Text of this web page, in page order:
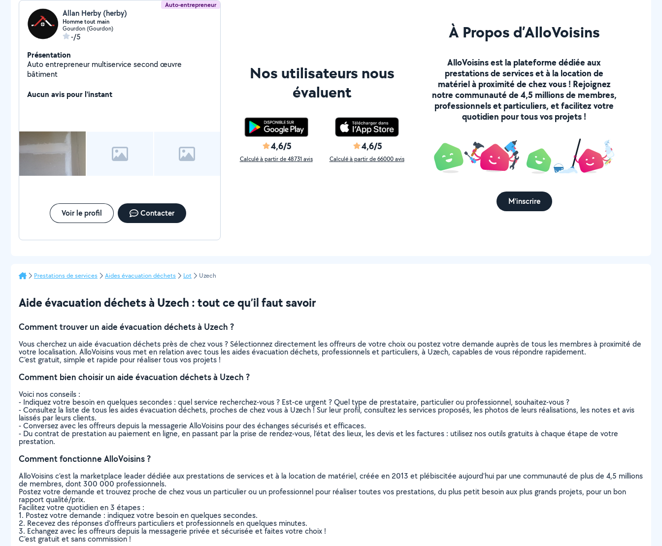
Auto-entrepreneur
Allan Herby (herby)
Homme tout main
Gourdon (Gourdon)
-/5
Présentation
Auto entrepreneur multiservice second œuvre
bâtiment
Aucun avis pour l'instant
Voir le profil Contacter
Nos utilisateurs nous
évaluent
4,6/5
Calculé à partir de 48731 avis
4,6/5
Calculé à partir de 66000 avis
À Propos d’AlloVoisins
AlloVoisins est la plateforme dédiée aux
prestations de services et à la location de
matériel à proximité de chez vous ! Rejoignez
notre communauté de 4,5 millions de membres,
professionnels et particuliers, et facilitez votre
quotidien pour tous vos projets !
M'inscrire
Prestations de services Aides évacuation déchets Lot Uzech
Aide évacuation déchets à Uzech : tout ce qu’il faut savoir
Comment trouver un aide évacuation déchets à Uzech ?
Vous cherchez un aide évacuation déchets près de chez vous ? Sélectionnez directement les offreurs de votre choix ou postez votre demande auprès de tous les membres à proximité de
votre localisation. AlloVoisins vous met en relation avec tous les aides évacuation déchets, professionnels et particuliers, à Uzech, capables de vous répondre rapidement.
C’est gratuit, simple et rapide pour réaliser tous vos projets !
Comment bien choisir un aide évacuation déchets à Uzech ?
Voici nos conseils :
- Indiquez votre besoin en quelques secondes : quel service recherchez-vous ? Est-ce urgent ? Quel type de prestataire, particulier ou professionnel, souhaitez-vous ?
- Consultez la liste de tous les aides évacuation déchets, proches de chez vous à Uzech ! Sur leur profil, consultez les services proposés, les photos de leurs réalisations, les notes et avis
laissés par leurs clients.
- Conversez avec les offreurs depuis la messagerie AlloVoisins pour des échanges sécurisés et efficaces.
- Du contrat de prestation au paiement en ligne, en passant par la prise de rendez-vous, l’état des lieux, les devis et les factures : utilisez nos outils gratuits à chaque étape de votre
prestation.
Comment fonctionne AlloVoisins ?
AlloVoisins c’est la marketplace leader dédiée aux prestations de services et à la location de matériel, créée en 2013 et plébiscitée aujourd’hui par une communauté de plus de 4,5 millions
de membres, dont 300 000 professionnels.
Postez votre demande et trouvez proche de chez vous un particulier ou un professionnel pour réaliser toutes vos prestations, du plus petit besoin aux plus grands projets, pour un bon
rapport qualité/prix.
Facilitez votre quotidien en 3 étapes :
1. Postez votre demande : indiquez votre besoin en quelques secondes.
2. Recevez des réponses d’offreurs particuliers et professionnels en quelques minutes.
3. Echangez avec les offreurs depuis la messagerie privée et sécurisée et faites votre choix !
C’est gratuit et sans commission !